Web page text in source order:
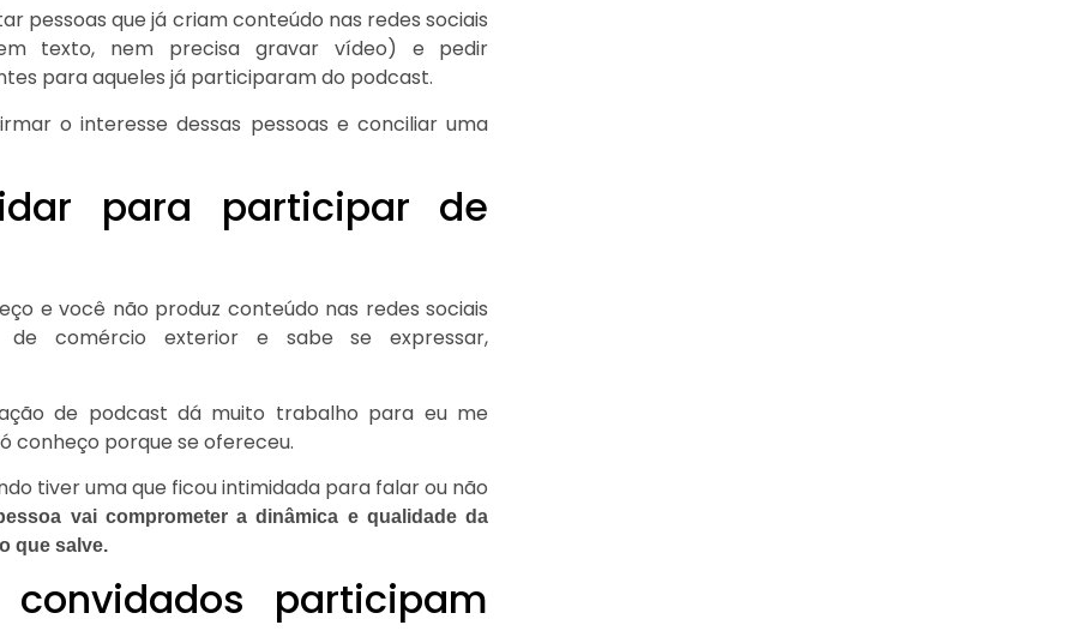
pessoas que já criam conteúdo nas redes sociais
texto, nem precisa gravar vídeo) e pedir
para aqueles já participaram do podcast.
o interesse dessas pessoas e conciliar uma
para participar de
e você não produz conteúdo nas redes sociais
comércio exterior e sabe se expressar,
de podcast dá muito trabalho para eu me
conheço porque se ofereceu.
tiver uma que ficou intimidada para falar ou não
vai comprometer a dinâmica e qualidade da
que salve.
participam